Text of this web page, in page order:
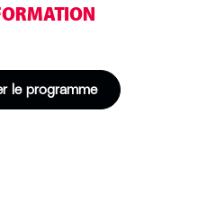
le programme